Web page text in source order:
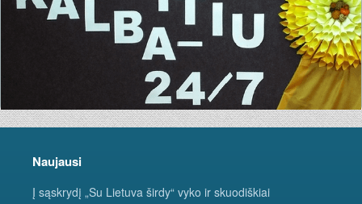
Naujausi
Į sąskrydį „Su Lietuva širdy“ vyko ir skuodiškiai